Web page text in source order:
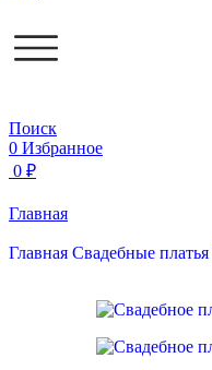
Поиск
0 Избранное
0 ₽
Главная
Главная Свадебные платья